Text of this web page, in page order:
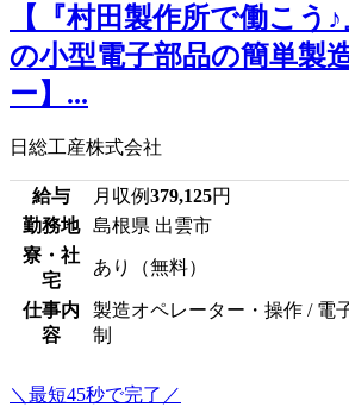
【『村田製作所で働こ
の小型電子部品の簡単製
ー】...
日総工産株式会社
給与 月収例379,125円
勤務地
島根県 出雲市
寮・社
宅
あり（無料）
仕事内
容
製造オペレーター・操作 / 電
制
＼最短45秒で完了／